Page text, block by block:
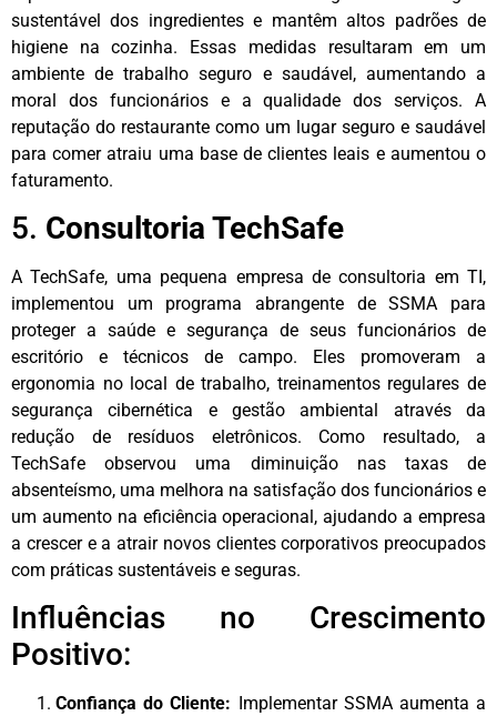
sustentável dos ingredientes e mantêm altos padrões de
higiene na cozinha. Essas medidas resultaram em um
ambiente de trabalho seguro e saudável, aumentando a
moral dos funcionários e a qualidade dos serviços. A
reputação do restaurante como um lugar seguro e saudável
para comer atraiu uma base de clientes leais e aumentou o
faturamento.
5. Consultoria TechSafe
A TechSafe, uma pequena empresa de consultoria em TI,
implementou um programa abrangente de SSMA para
proteger a saúde e segurança de seus funcionários de
escritório e técnicos de campo. Eles promoveram a
ergonomia no local de trabalho, treinamentos regulares de
segurança cibernética e gestão ambiental através da
redução de resíduos eletrônicos. Como resultado, a
TechSafe observou uma diminuição nas taxas de
absenteísmo, uma melhora na satisfação dos funcionários e
um aumento na eficiência operacional, ajudando a empresa
a crescer e a atrair novos clientes corporativos preocupados
com práticas sustentáveis e seguras.
Influências no Crescimento
Positivo:
Confiança do Cliente: Implementar SSMA aumenta a